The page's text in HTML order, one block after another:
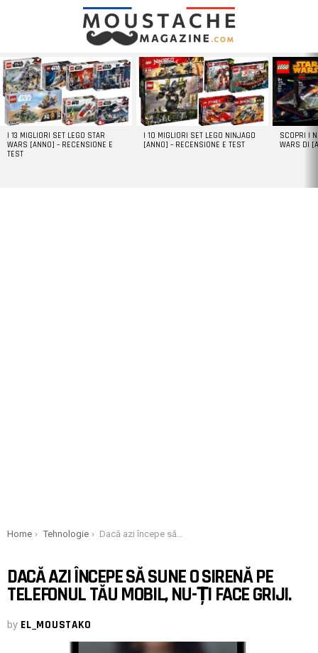
LATEST
STORIES
I 13 MIGLIORI SET LEGO STAR
WARS [ANNO] – RECENSIONE E
TEST
I 10 MIGLIORI SET LEGO NINJAGO
[ANNO] – RECENSIONE E TEST
SCOPRI I
WARS DI
You are here:
Home Tehnologie Dacă azi începe să sune o sirenă pe telefonul tău mobil, nu-ți face griji.
DACĂ AZI ÎNCEPE SĂ SUNE O SIRENĂ PE
TELEFONUL TĂU MOBIL, NU-ȚI FACE GRIJI.
by EL_MOUSTAKO